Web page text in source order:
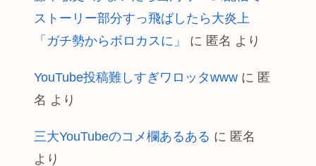
ストーリー部分すっ飛ばしたら大炎上
「ガチ勢からボロカスに」
に 匿名 より
YouTube投稿難しすぎワロッタwww に 匿
名 より
三大YouTubeのコメ欄あるある に 匿名
より